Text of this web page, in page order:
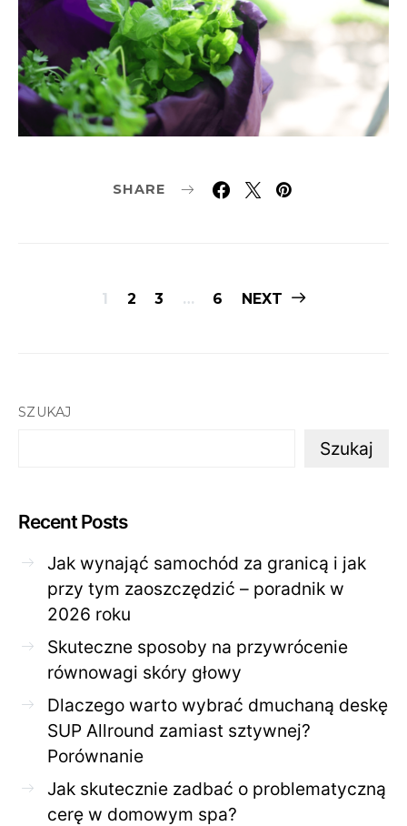
SHARE
Stronicowanie
1 2 3 … 6 NEXT
SZUKAJ
Szukaj
Recent Posts
Jak wynająć samochód za granicą i jak
przy tym zaoszczędzić – poradnik w
2026 roku
Skuteczne sposoby na przywrócenie
równowagi skóry głowy
Dlaczego warto wybrać dmuchaną deskę
SUP Allround zamiast sztywnej?
Porównanie
Jak skutecznie zadbać o problematyczną
cerę w domowym spa?